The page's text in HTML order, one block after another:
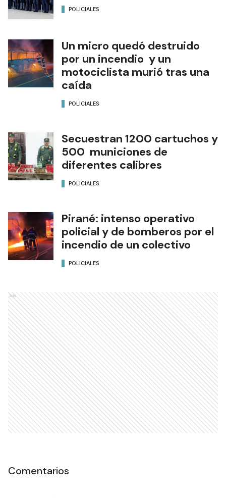
POLICIALES
Un micro quedó destruido
por un incendio y un
motociclista murió tras una
caída
POLICIALES
Secuestran 1200 cartuchos y
500 municiones de
diferentes calibres
POLICIALES
Pirané: intenso operativo
policial y de bomberos por el
incendio de un colectivo
POLICIALES
Ads
Comentarios